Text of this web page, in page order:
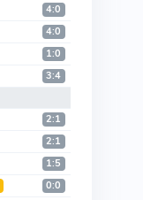
4:0
4:0
1:0
3:4
2:1
2:1
1:5
0:0